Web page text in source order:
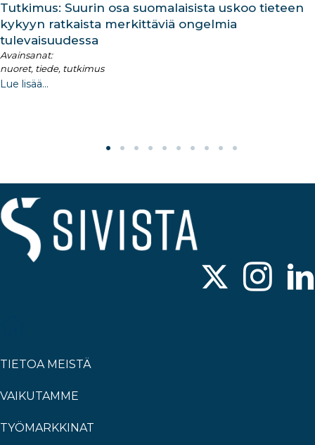
Tutkimus: Suurin osa suomalaisista uskoo tieteen
kykyyn ratkaista merkittäviä ongelmia
tulevaisuudessa
Avainsanat:
nuoret, tiede, tutkimus
Lue lisää...
TIETOA MEISTÄ
VAIKUTAMME
TYÖMARKKINAT